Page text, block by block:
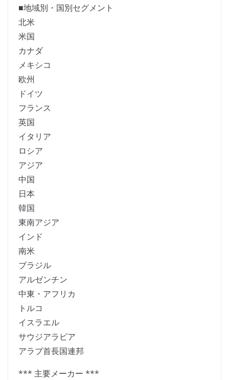
■地域別・国別セグメント
北米
米国
カナダ
メキシコ
欧州
ドイツ
フランス
英国
イタリア
ロシア
アジア
中国
日本
韓国
東南アジア
インド
南米
ブラジル
アルゼンチン
中東・アフリカ
トルコ
イスラエル
サウジアラビア
アラブ首長国連邦
*** 主要メーカー ***